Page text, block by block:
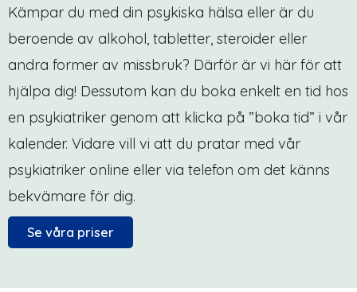
Kämpar du med din psykiska hälsa eller är du
beroende av alkohol, tabletter, steroider eller
andra former av missbruk? Därför är vi här för att
hjälpa dig! Dessutom kan du boka enkelt en tid hos
en psykiatriker genom att klicka på ”boka tid” i vår
kalender. Vidare vill vi att du pratar med vår
psykiatriker online eller via telefon om det känns
bekvämare för dig.
Se våra priser